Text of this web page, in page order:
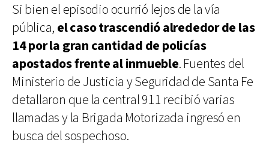
Si bien el episodio ocurrió lejos de la vía
pública, el caso trascendió alrededor de las
14 por la gran cantidad de policías
apostados frente al inmueble. Fuentes del
Ministerio de Justicia y Seguridad de Santa Fe
detallaron que la central 911 recibió varias
llamadas y la Brigada Motorizada ingresó en
busca del sospechoso.